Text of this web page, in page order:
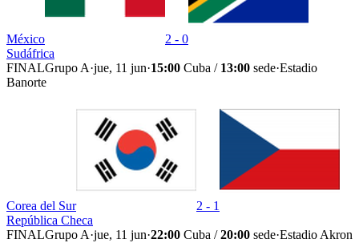
México
2 - 0
Sudáfrica
FINALGrupo A·jue, 11 jun·15:00 Cuba / 13:00 sede·Estadio
Banorte
Corea del Sur
2 - 1
República Checa
FINALGrupo A·jue, 11 jun·22:00 Cuba /20:00 sede·Estadio Akron